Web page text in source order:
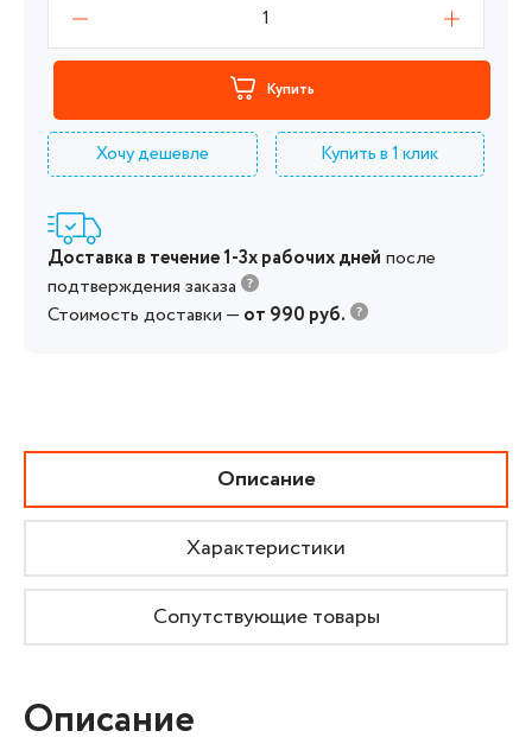
1
Купить
Хочу дешевле Купить в 1 клик
Доставка в течение 1-3х рабочих дней после
подтверждения заказа
Стоимость доставки — от 990 руб.
Описание
Характеристики
Сопутствующие товары
Описание